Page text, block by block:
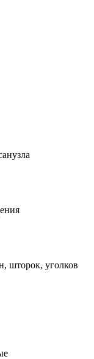
шторок, уголков